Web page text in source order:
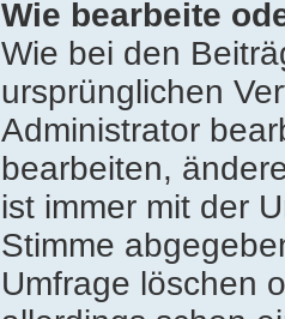
Wie bearbeite
Wie bei den
ursprünglichen
Administrator
bearbeiten,
ist immer mit der
Stimme
Umfrage löschen